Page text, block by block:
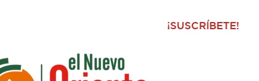
¡SUSCRÍBETE!